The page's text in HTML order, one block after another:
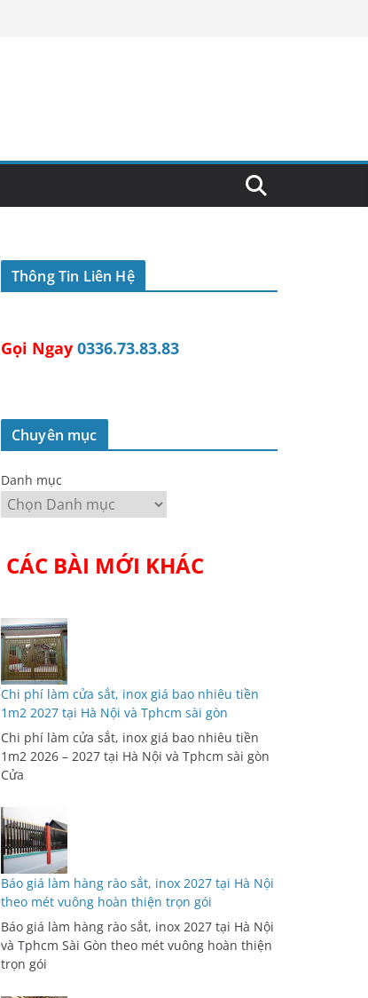
Thông Tin Liên Hệ
Gọi Ngay 0336.73.83.83
Chuyên mục
Danh mục
CÁC BÀI MỚI KHÁC
Chi phí làm cửa sắt, inox giá bao nhiêu tiền
1m2 2027 tại Hà Nội và Tphcm sài gòn
Chi phí làm cửa sắt, inox giá bao nhiêu tiền
1m2 2026 – 2027 tại Hà Nội và Tphcm sài gòn
Cửa
Báo giá làm hàng rào sắt, inox 2027 tại Hà Nội
theo mét vuông hoàn thiện trọn gói
Báo giá làm hàng rào sắt, inox 2027 tại Hà Nội
và Tphcm Sài Gòn theo mét vuông hoàn thiện
trọn gói